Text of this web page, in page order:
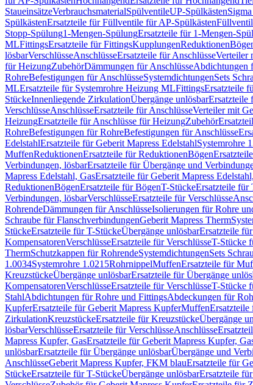
StaueinsätzeVerbrauchsmaterialSpülventileUP-Spülkästen
SpülkästenErsatzteile für Füllventile für AP-Spülkästen
Stopp-Spülung1-Mengen-SpülungErsatzteile für 1-Mengen-
MLFittingsErsatzteile für FittingsKupplungenReduktionen
lösbarVerschlüsseAnschlüsseErsatzteile für AnschlüsseVerteiler
für HeizungZubehörDämmungen für AnschlüsseAbdichtungen
RohreBefestigungen für AnschlüsseSystemdichtungenSets
MLErsatzteile für Systemrohre Heizung MLFittingsErsatzteile
StückeInnenliegende ZirkulationÜbergänge unlösbarErsatzteile
VerschlüsseAnschlüsseErsatzteile für AnschlüsseVerteiler mit
HeizungErsatzteile für Anschlüsse für HeizungZubehör
RohreBefestigungen für RohreBefestigungen für Anschlüsse
EdelstahlErsatzteile für Geberit Mapress EdelstahlSystemrohre
MuffenReduktionenErsatzteile für ReduktionenBögen
Verbindungen, lösbarErsatzteile für Übergänge und
Mapress Edelstahl, GasErsatzteile für Geberit Mapress
ReduktionenBögenErsatzteile für BögenT-StückeErsatzteile für
Verbindungen, lösbarVerschlüsseErsatzteile für Verschlüsse
RohrendeDämmungen für AnschlüsseIsolierungen für Rohre
Schraube für FlanschverbindungenGeberit Mapress Therm
StückeErsatzteile für T-StückeÜbergänge unlösbarErsatzteile
KompensatorenVerschlüsseErsatzteile für VerschlüsseT-Stücke
ThermSchutzkappen für RohrendeSystemdichtungenSets
1.0034Systemrohre 1.0215RohrnippelMuffenErsatzteile für
KreuzstückeÜbergänge unlösbarErsatzteile für Übergänge
KompensatorenVerschlüsseErsatzteile für VerschlüsseT-Stücke
StahlAbdichtungen für Rohre und FittingsAbdeckungen für
KupferErsatzteile für Geberit Mapress KupferMuffen
ZirkulationKreuzstückeErsatzteile für KreuzstückeÜbergänge
lösbarVerschlüsseErsatzteile für VerschlüsseAnschlüsse
Mapress Kupfer, GasErsatzteile für Geberit Mapress Kupfer,
unlösbarErsatzteile für Übergänge unlösbarÜbergänge und
AnschlüsseGeberit Mapress Kupfer, FKM blauErsatzteile für
StückeErsatzteile für T-StückeÜbergänge unlösbarErsatzteile